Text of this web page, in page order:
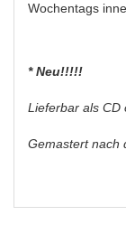
Wochentags
* Neu!!!!!
Lieferbar als CD
Gemastert nach